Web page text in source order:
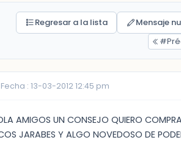
Regresar a la lista Mensaje
Fecha : 13-03-2012 12:45 pm
AMIGOS UN CONSEJO QUIERO
JARABES Y ALGO NOVEDOSO DE